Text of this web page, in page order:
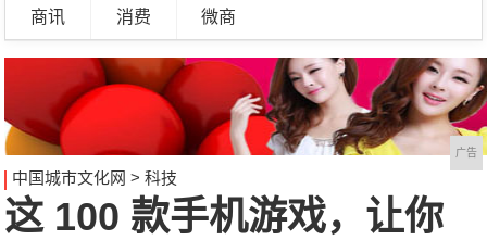
商讯 消费 微商
广告
中国城市文化网 > 科技
这 100 款手机游戏，让你